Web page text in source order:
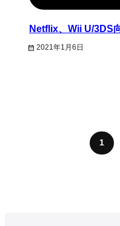
Netflix、Wii U/3DS
2021年1月6日
1